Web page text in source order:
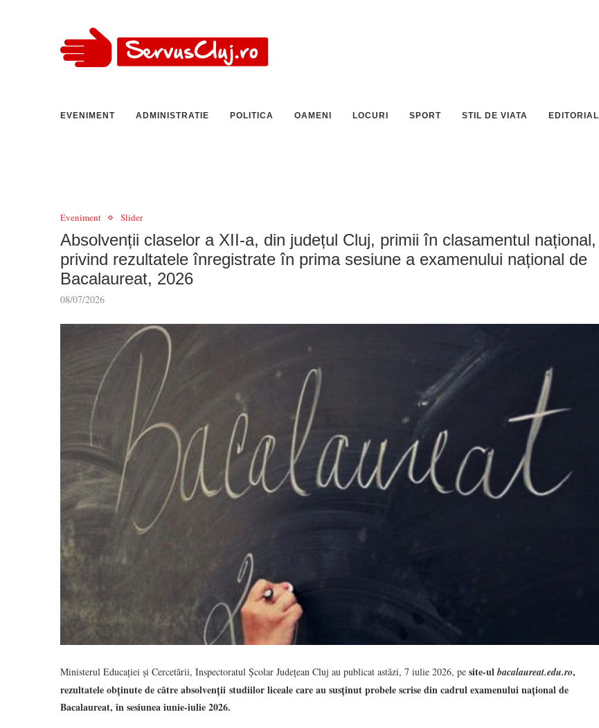
EVENIMENT ADMINISTRATIE POLITICA OAMENI LOCURI SPORT STIL DE VIATA EDITORIAL
Eveniment Slider
Absolvenții claselor a XII-a, din județul Cluj, primii în clasamentul național,
privind rezultatele înregistrate în prima sesiune a examenului național de
Bacalaureat, 2026
08/07/2026
Ministerul Educației și Cercetării, Inspectoratul Școlar Județean Cluj au publicat astăzi, 7 iulie 2026, pe site-ul bacalaureat.edu.ro,
rezultatele obținutede către absolvenții studiilor liceale care au susținut probele scrise din cadrul examenului național de
Bacalaureat, în sesiunea iunie-iulie 2026.